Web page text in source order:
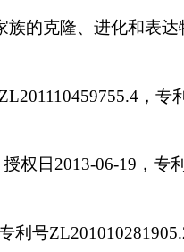
族的克隆、进化和表达
ZL201110459755.4 ，专
权日2013-06-19 ，专
专利号